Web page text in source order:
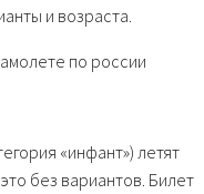
и возраста.
«инфант») летят
без вариантов. Билет